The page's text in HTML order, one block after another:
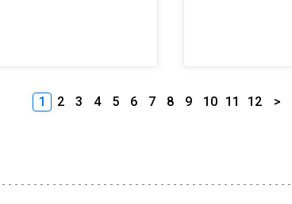
1 2 3 4 5 6 7 8 9 10 11 12 >